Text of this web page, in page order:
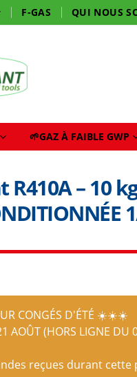
F-GAS QUI NOUS
🌱GAZ À FAIBLE GWP
– 10
CONGÉS D'ÉTÉ ☀️☀️☀️
AOÛT (HORS LIGNE
reçues durant